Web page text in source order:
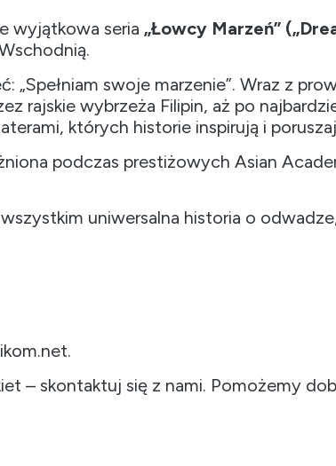
wyjątkowa seria „Łowcy Marzeń”
swoje marzenie”. Wraz z
rajskie wybrzeża Filipin, aż po
których historie inspirują i
podczas prestiżowych Asian
uniwersalna historia o
– skontaktuj się z nami. Pomożemy